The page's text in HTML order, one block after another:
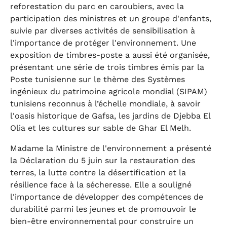
reforestation du parc en caroubiers, avec la
participation des ministres et un groupe d'enfants,
suivie par diverses activités de sensibilisation à
l'importance de protéger l'environnement. Une
exposition de timbres-poste a aussi été organisée,
présentant une série de trois timbres émis par la
Poste tunisienne sur le thème des Systèmes
ingénieux du patrimoine agricole mondial (SIPAM)
tunisiens reconnus à l’échelle mondiale, à savoir
l'oasis historique de Gafsa, les jardins de Djebba El
Olia et les cultures sur sable de Ghar El Melh.
Madame la Ministre de l'environnement a présenté
la Déclaration du 5 juin sur la restauration des
terres, la lutte contre la désertification et la
résilience face à la sécheresse. Elle a souligné
l'importance de développer des compétences de
durabilité parmi les jeunes et de promouvoir le
bien-être environnemental pour construire un